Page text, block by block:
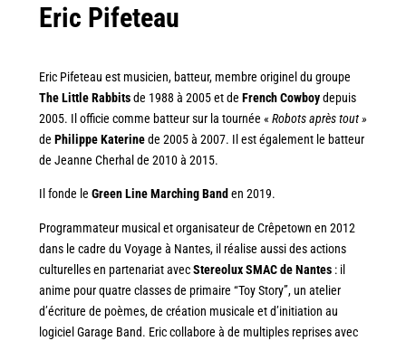
Eric Pifeteau
Eric Pifeteau est musicien, batteur, membre originel du groupe
The Little Rabbitsde 1988 à 2005 et de French Cowboydepuis
2005. Il officie comme batteur sur la tournée « Robots après tout »
de Philippe Katerinede 2005 à 2007. Il est également le batteur
de Jeanne Cherhal de 2010 à 2015.
Il fonde le Green Line Marching Banden 2019.
Programmateur musical et organisateur de Crêpetown en 2012
dans le cadre du Voyage à Nantes, il réalise aussi des actions
culturelles en partenariat avecStereolux SMAC de Nantes: il
anime pour quatre classes de primaire “Toy Story”, un atelier
d’écriture de poèmes, de création musicale et d’initiation au
logiciel Garage Band. Eric collabore à de multiples reprises avec